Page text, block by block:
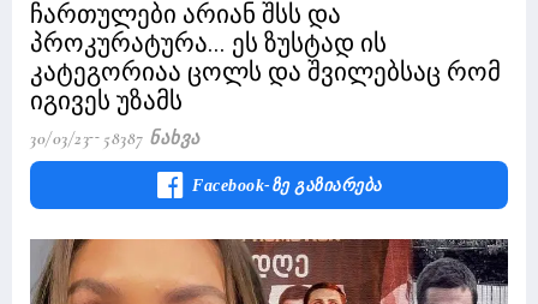
ჩართულები არიან შსს და
პროკურატურა... ეს ზუსტად ის
კატეგორიაა ცოლს და შვილებსაც რომ
იგივეს უზამს
30/03/23 58387 Ნახვა
Facebook-Ზე Გაზიარება